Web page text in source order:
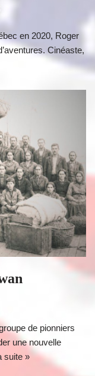
en 2020, Roger
Cinéaste,
de pionniers
une nouvelle
suite »